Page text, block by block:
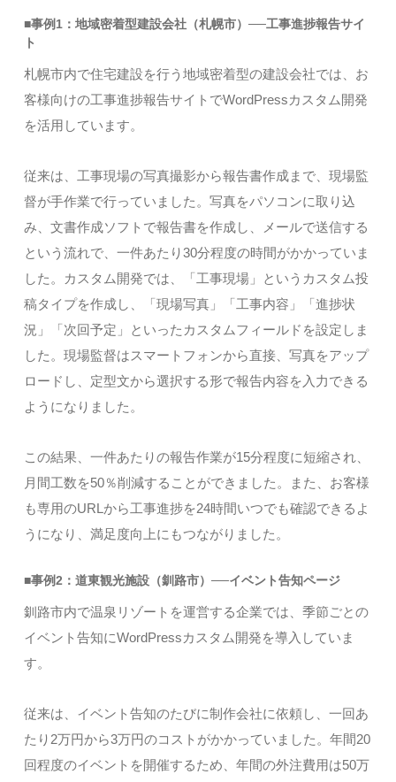
■事例1：地域密着型建設会社（札幌市）──工事進捗報告サイ
ト
札幌市内で住宅建設を行う地域密着型の建設会社では、お
客様向けの工事進捗報告サイトでWordPressカスタム開発
を活用しています。
従来は、工事現場の写真撮影から報告書作成まで、現場監
督が手作業で行っていました。写真をパソコンに取り込
み、文書作成ソフトで報告書を作成し、メールで送信する
という流れで、一件あたり30分程度の時間がかかっていま
した。カスタム開発では、「工事現場」というカスタム投
稿タイプを作成し、「現場写真」「工事内容」「進捗状
況」「次回予定」といったカスタムフィールドを設定しま
した。現場監督はスマートフォンから直接、写真をアップ
ロードし、定型文から選択する形で報告内容を入力できる
ようになりました。
この結果、一件あたりの報告作業が15分程度に短縮され、
月間工数を50％削減することができました。また、お客様
も専用のURLから工事進捗を24時間いつでも確認できるよ
うになり、満足度向上にもつながりました。
■事例2：道東観光施設（釧路市）──イベント告知ページ
釧路市内で温泉リゾートを運営する企業では、季節ごとの
イベント告知にWordPressカスタム開発を導入していま
す。
従来は、イベント告知のたびに制作会社に依頼し、一回あ
たり2万円から3万円のコストがかかっていました。年間20
回程度のイベントを開催するため、年間の外注費用は50万